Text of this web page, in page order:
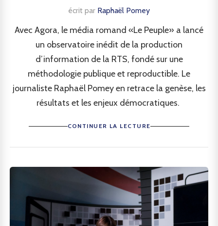
écrit par Raphaël Pomey
Avec Agora, le média romand «Le Peuple» a lancé
un observatoire inédit de la production
d’information de la RTS, fondé sur une
méthodologie publique et reproductible. Le
journaliste Raphaël Pomey en retrace la genèse, les
résultats et les enjeux démocratiques.
CONTINUER LA LECTURE